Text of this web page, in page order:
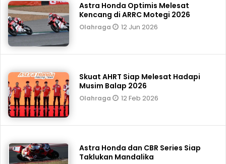
Astra Honda Optimis Melesat
Kencang di ARRC Motegi 2026
Olahraga 12 Jun 2026
Skuat AHRT Siap Melesat Hadapi
Musim Balap 2026
Olahraga 12 Feb 2026
Astra Honda dan CBR Series Siap
Taklukan Mandalika